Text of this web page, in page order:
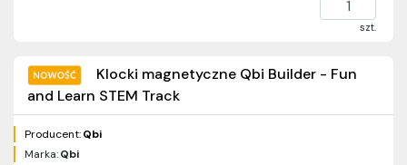
szt.
Klocki magnetyczne Qbi Builder - Fun
and Learn STEM Track
Producent:Qbi
Marka:Qbi